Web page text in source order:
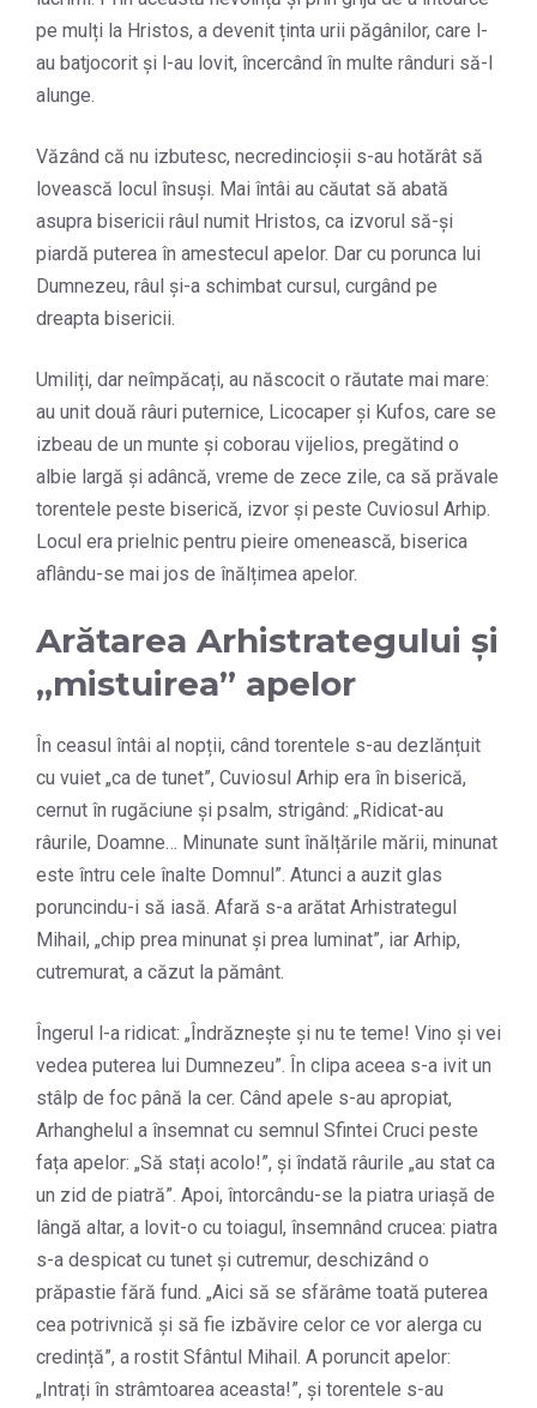
pe mulți la Hristos, a devenit ținta urii păgânilor, care l-
au batjocorit și l-au lovit, încercând în multe rânduri să-l
alunge.
Văzând că nu izbutesc, necredincioșii s-au hotărât să
lovească locul însuși. Mai întâi au căutat să abată
asupra bisericii râul numit Hristos, ca izvorul să-și
piardă puterea în amestecul apelor. Dar cu porunca lui
Dumnezeu, râul și-a schimbat cursul, curgând pe
dreapta bisericii.
Umiliți, dar neîmpăcați, au născocit o răutate mai mare:
au unit două râuri puternice, Licocaper și Kufos, care se
izbeau de un munte și coborau vijelios, pregătind o
albie largă și adâncă, vreme de zece zile, ca să prăvale
torentele peste biserică, izvor și peste Cuviosul Arhip.
Locul era prielnic pentru pieire omenească, biserica
aflându-se mai jos de înălțimea apelor.
Arătarea Arhistrategului și
„mistuirea” apelor
În ceasul întâi al nopții, când torentele s-au dezlănțuit
cu vuiet „ca de tunet”, Cuviosul Arhip era în biserică,
cernut în rugăciune și psalm, strigând: „Ridicat-au
râurile, Doamne… Minunate sunt înălțările mării, minunat
este întru cele înalte Domnul”. Atunci a auzit glas
poruncindu-i să iasă. Afară s-a arătat Arhistrategul
Mihail, „chip prea minunat și prea luminat”, iar Arhip,
cutremurat, a căzut la pământ.
Îngerul l-a ridicat: „Îndrăznește și nu te teme! Vino și vei
vedea puterea lui Dumnezeu”. În clipa aceea s-a ivit un
stâlp de foc până la cer. Când apele s-au apropiat,
Arhanghelul a însemnat cu semnul Sfintei Cruci peste
fața apelor: „Să stați acolo!”, și îndată râurile „au stat ca
un zid de piatră”. Apoi, întorcându-se la piatra uriașă de
lângă altar, a lovit-o cu toiagul, însemnând crucea: piatra
s-a despicat cu tunet și cutremur, deschizând o
prăpastie fără fund. „Aici să se sfărâme toată puterea
cea potrivnică și să fie izbăvire celor ce vor alerga cu
credință”, a rostit Sfântul Mihail. A poruncit apelor:
„Intrați în strâmtoarea aceasta!”, și torentele s-au